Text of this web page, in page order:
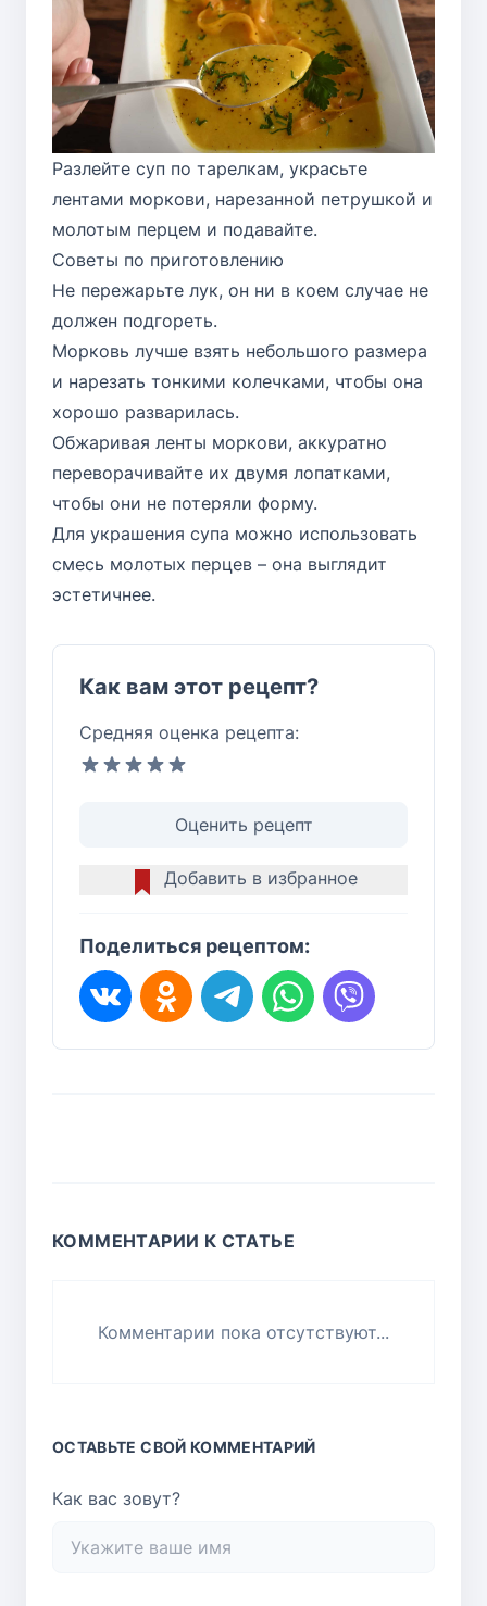
Разлейте суп по тарелкам, украсьте
лентами моркови, нарезанной петрушкой и
молотым перцем и подавайте.
Советы по приготовлению
Не пережарьте лук, он ни в коем случае не
должен подгореть.
Морковь лучше взять небольшого размера
и нарезать тонкими колечками, чтобы она
хорошо разварилась.
Обжаривая ленты моркови, аккуратно
переворачивайте их двумя лопатками,
чтобы они не потеряли форму.
Для украшения супа можно использовать
смесь молотых перцев – она выглядит
эстетичнее.
Как вам этот рецепт?
Средняя оценка рецепта:
Оценить рецепт
Добавить в избранное
Поделиться рецептом:
КОММЕНТАРИИ К СТАТЬЕ
Комментарии пока отсутствуют...
ОСТАВЬТЕ СВОЙ КОММЕНТАРИЙ
Как вас зовут?